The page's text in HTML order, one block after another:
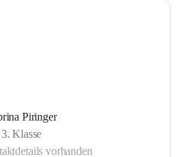
Piringer
3. Klasse
vorhanden